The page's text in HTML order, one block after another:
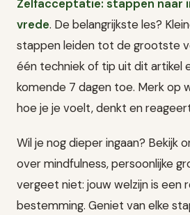
Zelfacceptatie: stappen naar
vrede. De belangrijkste les?
stappen leiden tot de grootste
één techniek of tip uit dit artikel
komende 7 dagen toe. Merk op
hoe je je voelt, denkt en
Wil je nog dieper ingaan? Bekijk
over mindfulness, persoonlijke
vergeet niet: jouw welzijn is een
bestemming. Geniet van elke